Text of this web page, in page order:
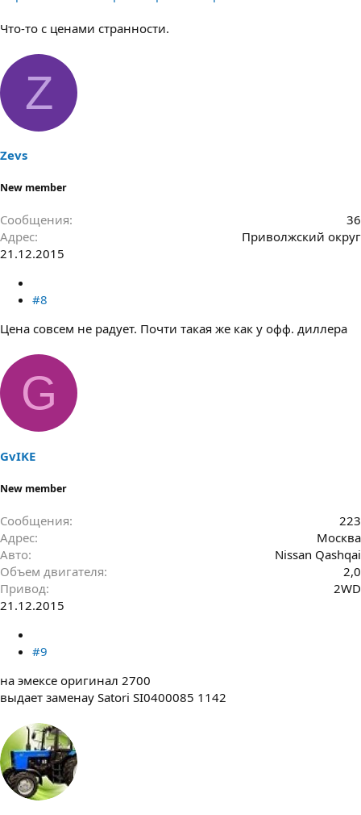
Что-то с ценами странности.
Z
Zevs
New member
Сообщения
36
Адрес
Приволжский округ
21.12.2015
#8
Цена совсем не радует. Почти такая же как у офф. диллера
G
GvIKE
New member
Сообщения
223
Адрес
Москва
Авто
Nissan Qashqai
Объем двигателя
2,0
Привод
2WD
21.12.2015
#9
на эмексе оригинал 2700
выдает заменау Satori SI0400085 1142